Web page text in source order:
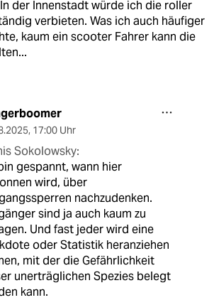
der Innenstadt würde ich die roller
verbieten. Was ich auch häufiger
kaum ein scooter Fahrer kann die
, 17:00 Uhr
Sokolowsky:
gespannt, wann hier
wird, über
nachzudenken.
sind ja auch kaum zu
Und fast jeder wird eine
oder Statistik heranziehen
mit der die Gefährlichkeit
unerträglichen Spezies belegt
kann.